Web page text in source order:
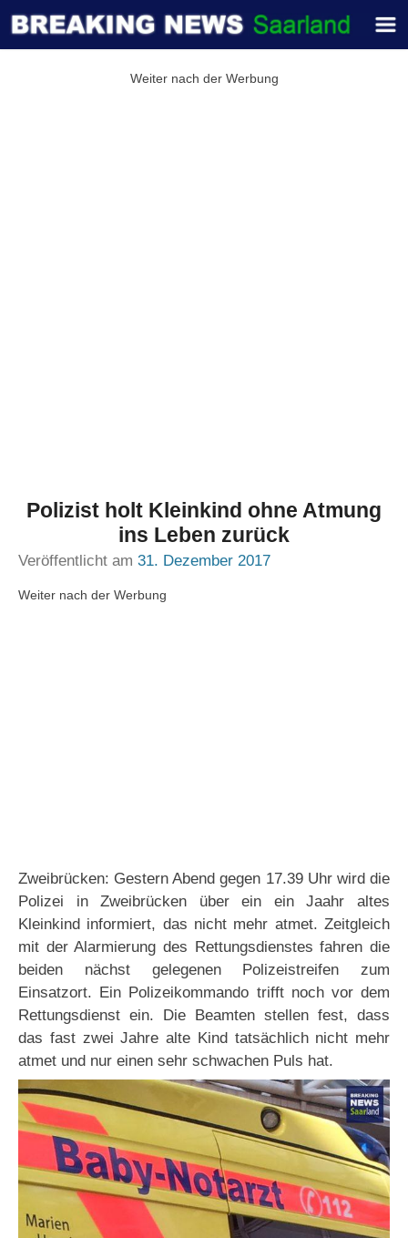
Weiter nach der Werbung
Polizist holt Kleinkind ohne Atmung
ins Leben zurück
Veröffentlicht am 31. Dezember 2017
Weiter nach der Werbung
Zweibrücken: Gestern Abend gegen 17.39 Uhr wird die
Polizei in Zweibrücken über ein ein Jaahr altes
Kleinkind informiert, das nicht mehr atmet. Zeitgleich
mit der Alarmierung des Rettungsdienstes fahren die
beiden nächst gelegenen Polizeistreifen zum
Einsatzort. Ein Polizeikommando trifft noch vor dem
Rettungsdienst ein. Die Beamten stellen fest, dass
das fast zwei Jahre alte Kind tatsächlich nicht mehr
atmet und nur einen sehr schwachen Puls hat.